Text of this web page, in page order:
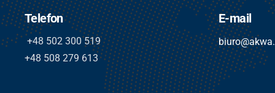
Telefon
+48 502 300 519
+48 508 279 613
E-mail